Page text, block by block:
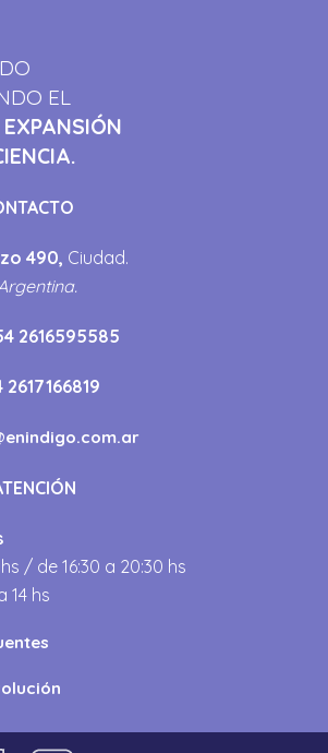
EL
EXPANSIÓN
490, Ciudad.
2616595585
2617166819
/ de 16:30 a 20:30 hs
14 hs